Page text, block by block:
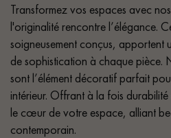
Transformez vos espaces avec
l'originalité rencontre l’élégance.
soigneusement conçus, apportent
de sophistication à chaque pièce.
sont l’élément décoratif parfait
intérieur. Offrant à la fois durabilité
le cœur de votre espace, alliant
contemporain.